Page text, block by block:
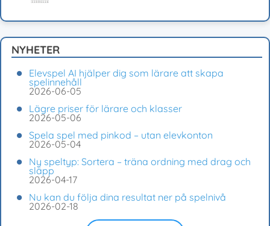
NYHETER
Elevspel AI hjälper dig som lärare att skapa
spelinnehåll
2026-06-05
Lägre priser för lärare och klasser
2026-05-06
Spela spel med pinkod – utan elevkonton
2026-05-04
Ny speltyp: Sortera – träna ordning med drag och
släpp
2026-04-17
Nu kan du följa dina resultat ner på spelnivå
2026-02-18